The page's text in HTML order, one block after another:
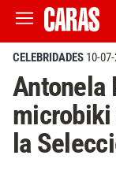
CELEBRIDADES 10-
Antonela
la